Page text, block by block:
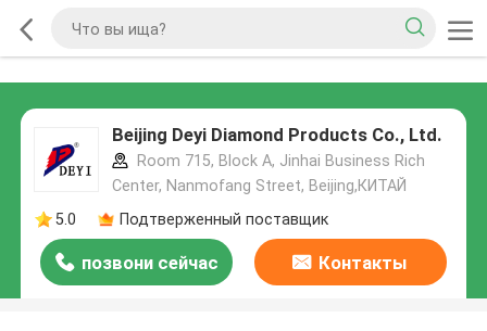
Beijing Deyi Diamond Products Co., Ltd.
Room 715, Block A, Jinhai Business Rich
Center, Nanmofang Street, Beijing,КИТАЙ
5.0
Подтверженный поставщик
позвони сейчас Контакты